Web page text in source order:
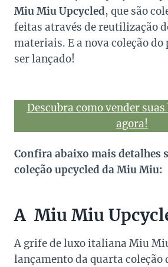
Miu Miu Upcycled, que são
feitas através de reutilização
materiais. E a nova coleção do
ser lançado!
Descubra como vender
agora!
Confira abaixo mais detalhes
coleção upcycled da Miu Miu:
A Miu Miu
A grife de luxo italiana Miu
lançamento da quarta coleção